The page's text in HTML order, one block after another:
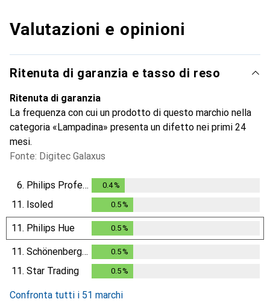
Valutazioni e opinioni
Ritenuta di garanzia e tasso di reso
Ritenuta di garanzia
La frequenza con cui un prodotto di questo marchio nella
categoria «Lampadina» presenta un difetto nei primi 24
mesi.
Fonte: Digitec Galaxus
6. Philips Professional 0.4%
11. Isoled 0.5 %
11. Philips Hue 0.5 %
11. Schönenberger 0.5 %
11. Star Trading 0.5 %
Confronta tutti i 51 marchi